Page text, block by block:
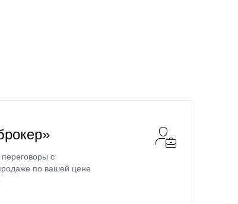
с
по вашей цене